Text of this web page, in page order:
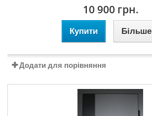
10 900 грн.
Купити Більше
Додати для порівняння